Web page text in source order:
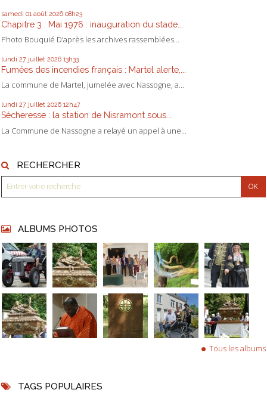
samedi 01 août 2026 08h23
Chapitre 3 : Mai 1976 : inauguration du stade...
Photo Bouquié D’après les archives rassemblées...
lundi 27 juillet 2026 13h33
Fumées des incendies français : Martel alerte,...
La commune de Martel, jumelée avec Nassogne, a...
lundi 27 juillet 2026 12h47
Sécheresse : la station de Nisramont sous...
La Commune de Nassogne a relayé un appel à une...
RECHERCHER
ALBUMS PHOTOS
Tous les albums
TAGS POPULAIRES